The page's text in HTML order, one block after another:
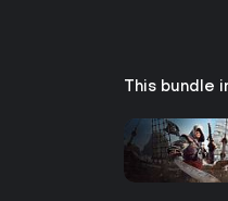
This bundle